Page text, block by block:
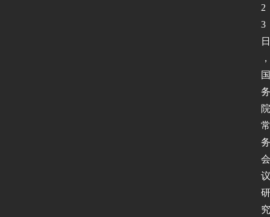
2
3
日
，
国
务
院
常
务
会
议
研
究